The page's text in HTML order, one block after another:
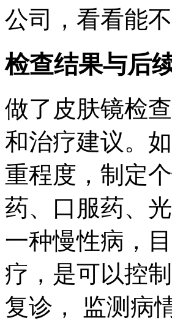
公司，看看能不
检查结果与后
做了皮肤镜检
和治疗建议。
重程度，制定
药、口服药、
一种慢性病，
疗，是可以控
复诊， 监测病